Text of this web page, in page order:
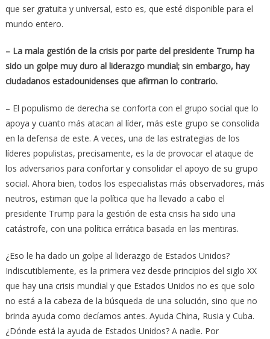
que ser gratuita y universal, esto es, que esté disponible para el
mundo entero.
– La mala gestión de la crisis por parte del presidente Trump ha
sido un golpe muy duro al liderazgo mundial; sin embargo, hay
ciudadanos estadounidenses que afirman lo contrario.
– El populismo de derecha se conforta con el grupo social que lo
apoya y cuanto más atacan al líder, más este grupo se consolida
en la defensa de este. A veces, una de las estrategias de los
líderes populistas, precisamente, es la de provocar el ataque de
los adversarios para confortar y consolidar el apoyo de su grupo
social. Ahora bien, todos los especialistas más observadores, más
neutros, estiman que la política que ha llevado a cabo el
presidente Trump para la gestión de esta crisis ha sido una
catástrofe, con una política errática basada en las mentiras.
¿Eso le ha dado un golpe al liderazgo de Estados Unidos?
Indiscutiblemente, es la primera vez desde principios del siglo XX
que hay una crisis mundial y que Estados Unidos no es que solo
no está a la cabeza de la búsqueda de una solución, sino que no
brinda ayuda como decíamos antes. Ayuda China, Rusia y Cuba.
¿Dónde está la ayuda de Estados Unidos? A nadie. Por